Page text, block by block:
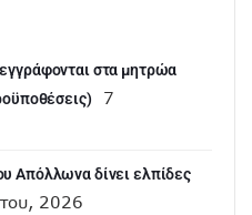
στα μητρώα
7
Απόλλωνα δίνει ελπίδες
2026